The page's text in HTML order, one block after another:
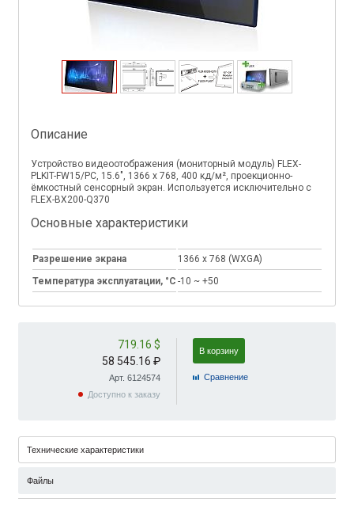
Описание
Устройство видеоотображения (мониторный модуль) FLEX-
PLKIT-FW15/PC, 15.6", 1366 x 768, 400 кд/м², проекционно-
ёмкостный сенсорный экран. Используется исключительно с
FLEX-BX200-Q370
Основные характеристики
Разрешение экрана
1366 x 768 (WXGA)
Температура эксплуатации, °C -10 ~ +50
719.16 $
58 545.16 ₽
Арт. 6124574
Доступно к заказу
В корзину
Cравнение
Технические характеристики
Файлы